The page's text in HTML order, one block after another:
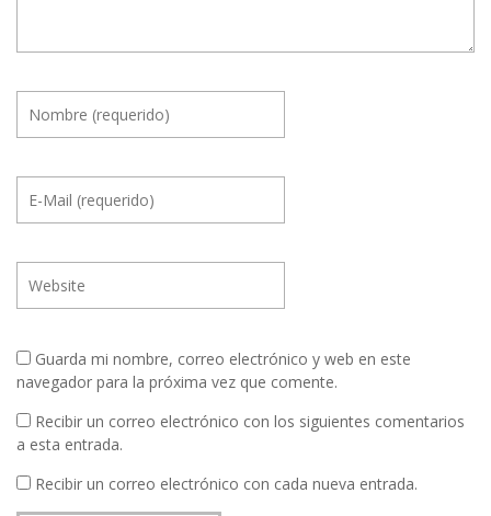
Guarda mi nombre, correo electrónico y web en este
navegador para la próxima vez que comente.
Recibir un correo electrónico con los siguientes comentarios
a esta entrada.
Recibir un correo electrónico con cada nueva entrada.